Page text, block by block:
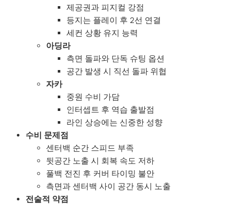
제공권과 피지컬 강점
등지는 플레이 후 2선 연결
세컨 상황 유지 능력
아딩라
측면 돌파와 단독 슈팅 옵션
공간 발생 시 직선 돌파 위협
자카
중원 수비 가담
인터셉트 후 역습 출발점
라인 상승에는 신중한 성향
수비 문제점
센터백 순간 스피드 부족
뒷공간 노출 시 회복 속도 저하
풀백 전진 후 커버 타이밍 불안
측면과 센터백 사이 공간 동시 노출
전술적 약점